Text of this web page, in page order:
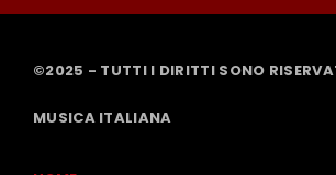
©2025 - TUTTI I DIRITTI SONO
MUSICA ITALIANA